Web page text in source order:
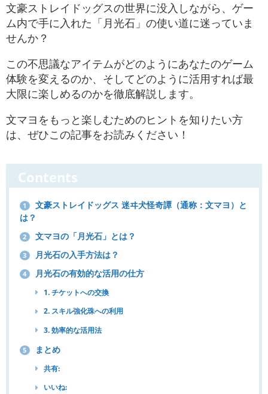
文豪ストレイドッグスの世界に没入しながら、ゲー
ム内で手に入れた「月光石」の使い道に迷っていま
せんか？
この不思議なアイテムがどのようにあなたのゲーム
体験を変えるのか、そしてどのように活用すれば最
大限に楽しめるのかを徹底解説します。
文マヨをもっと楽しむためのヒントを知りたい方
は、ぜひこの記事をお読みください！
Contents
1
文豪ストレイドッグス 迷ヰ犬怪奇譚（通称：文マヨ）と
は？
2 文マヨの「月光石」とは？
3 月光石の入手方法は？
4 月光石の有効的な活用の仕方
1. チケットへの交換
2. スキル強化珠への利用
3. 効率的な活用法
5 まとめ
共有:
いいね: